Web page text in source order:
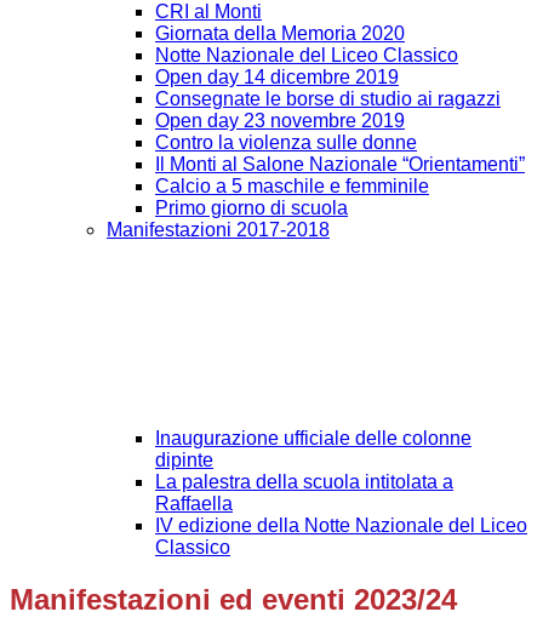
CRI al Monti
Giornata della Memoria 2020
Notte Nazionale del Liceo Classico
Open day 14 dicembre 2019
Consegnate le borse di studio ai ragazzi
Open day 23 novembre 2019
Contro la violenza sulle donne
Il Monti al Salone Nazionale “Orientamenti”
Calcio a 5 maschile e femminile
Primo giorno di scuola
Manifestazioni 2017-2018
Inaugurazione ufficiale delle colonne
dipinte
La palestra della scuola intitolata a
Raffaella
IV edizione della Notte Nazionale del Liceo
Classico
Manifestazioni ed eventi 2023/24